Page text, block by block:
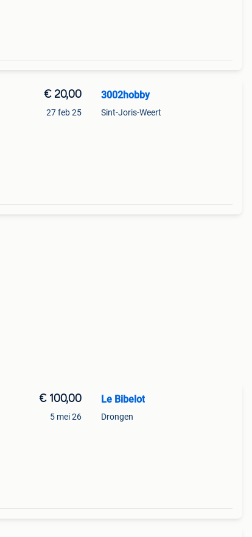
€ 20,00
27 feb 25
3002hobby
Sint-Joris-Weert
€ 100,00
5 mei 26
Le Bibelot
Drongen